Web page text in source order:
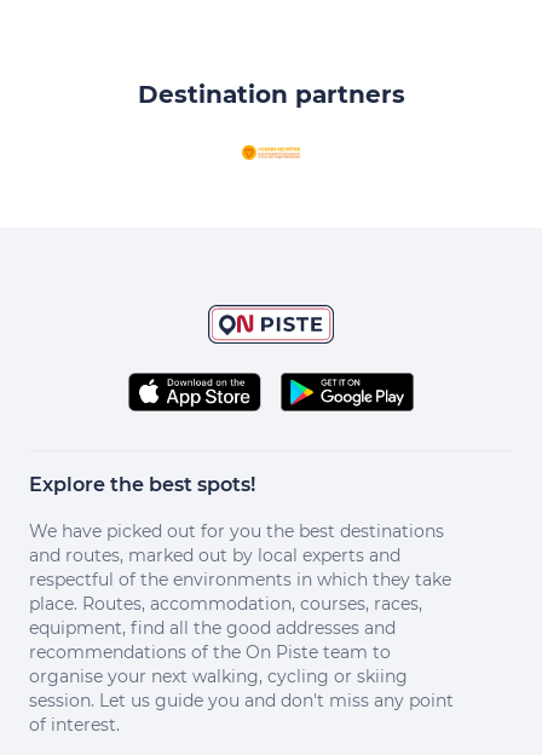
Destination partners
Explore the best spots!
We have picked out for you the best destinations
and routes, marked out by local experts and
respectful of the environments in which they take
place. Routes, accommodation, courses, races,
equipment, find all the good addresses and
recommendations of the On Piste team to
organise your next walking, cycling or skiing
session. Let us guide you and don't miss any point
of interest.